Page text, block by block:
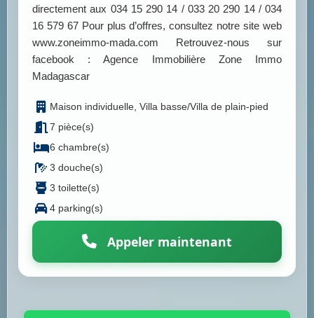
directement aux 034 15 290 14 / 033 20 290 14 / 034
16 579 67 Pour plus d’offres, consultez notre site web
www.zoneimmo-mada.com Retrouvez-nous sur
facebook : Agence Immobilière Zone Immo
Madagascar
Maison individuelle, Villa basse/Villa de plain-pied
7 pièce(s)
6 chambre(s)
3 douche(s)
3 toilette(s)
4 parking(s)
Appeler maintenant